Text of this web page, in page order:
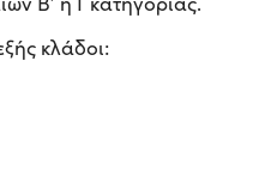
κλάδοι: